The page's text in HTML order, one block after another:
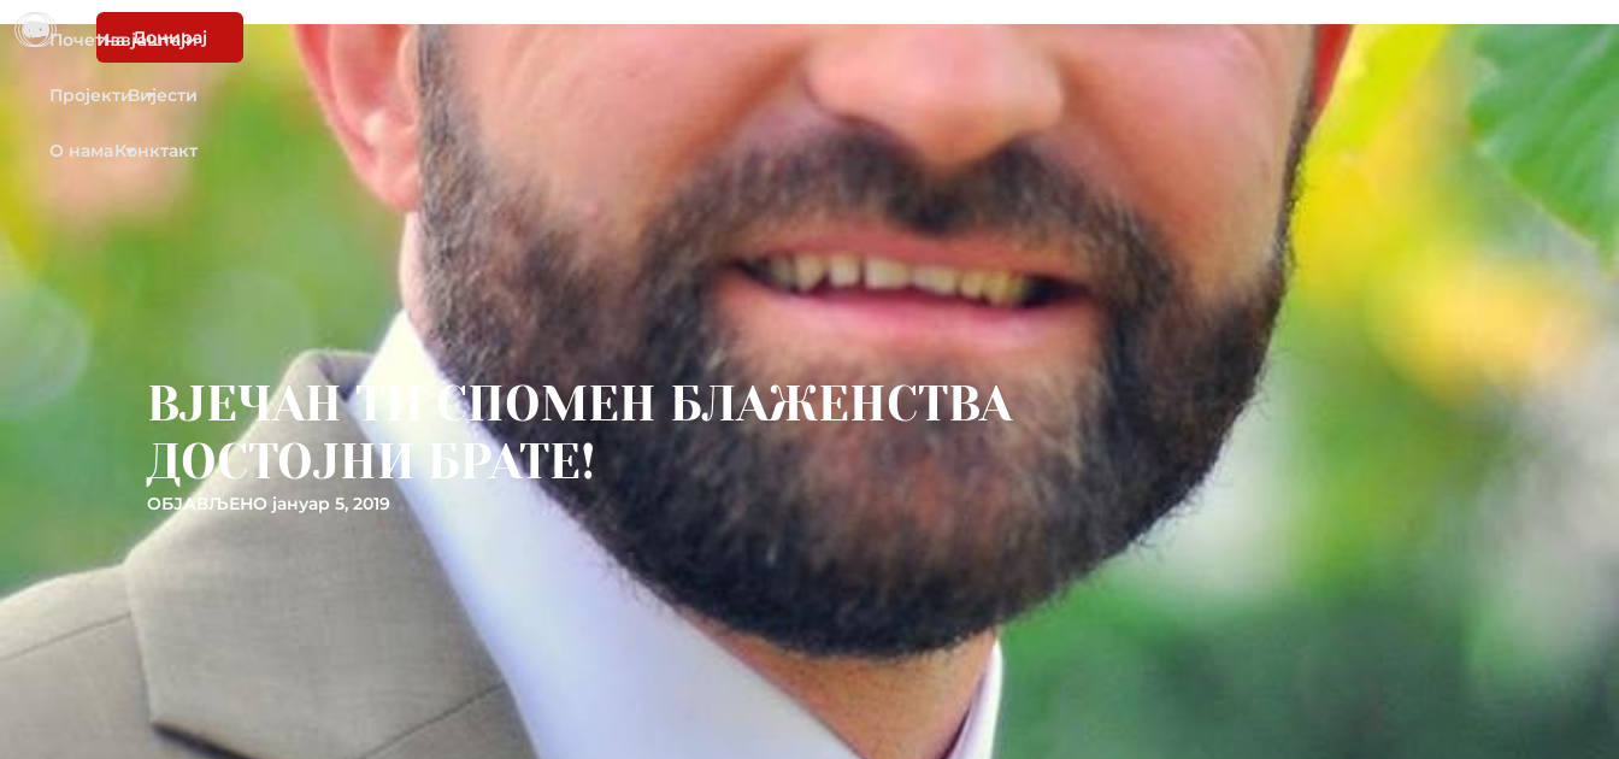
Почетна
Пројекти
О нама
Извјештаји
Вијести
Конктакт
Донирај
ВЈЕЧАН ТИ СПОМЕН БЛАЖЕНСТВА
ДОСТОЈНИ БРАТЕ!
ОБЈАВЉЕНО јануар 5, 2019